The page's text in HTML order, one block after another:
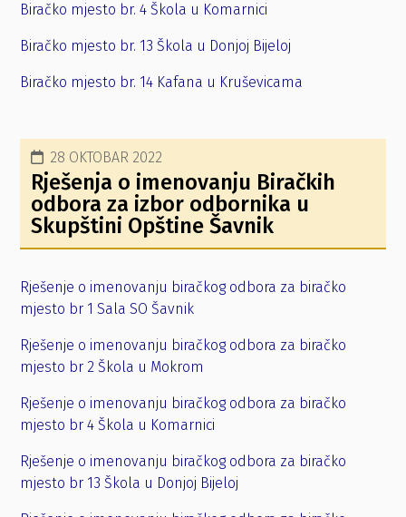
Biračko mjesto br. 4 Škola u Komarnici
Biračko mjesto br. 13 Škola u Donjoj Bijeloj
Biračko mjesto br. 14 Kafana u Kruševicama
28 OKTOBAR 2022
Rješenja o imenovanju Biračkih
odbora za izbor odbornika u
Skupštini Opštine Šavnik
Rješenje o imenovanju biračkog odbora za biračko
mjesto br 1 Sala SO Šavnik
Rješenje o imenovanju biračkog odbora za biračko
mjesto br 2 Škola u Mokrom
Rješenje o imenovanju biračkog odbora za biračko
mjesto br 4 Škola u Komarnici
Rješenje o imenovanju biračkog odbora za biračko
mjesto br 13 Škola u Donjoj Bijeloj